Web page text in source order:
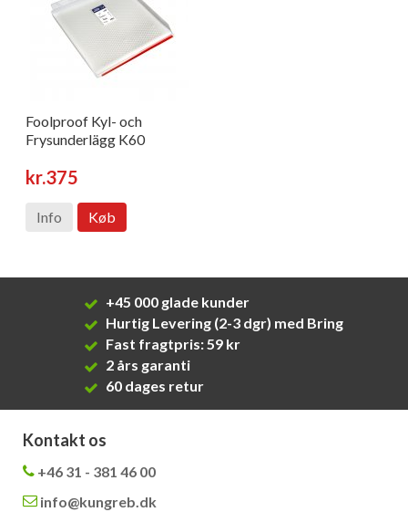
Foolproof Kyl- och
Frysunderlägg K60
kr.375
Info Køb
+45 000 glade kunder
Hurtig Levering (2-3 dgr) med Bring
Fast fragtpris: 59 kr
2 års garanti
60 dages retur
Kontakt os
+46 31 - 381 46 00
info@kungreb.dk